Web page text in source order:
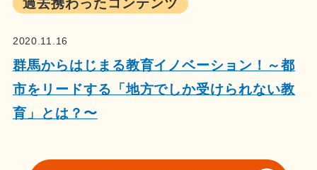
2020.11.16
群馬からはじまる教育イノベーション！～都
市をリードする「地方でしか受けられない教
育」とは？〜